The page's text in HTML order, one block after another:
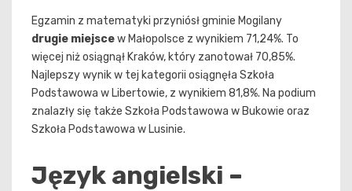
Egzamin z matematyki przyniósł gminie Mogilany
drugie miejscew Małopolsce z wynikiem 71,24%. To
więcej niż osiągnął Kraków, który zanotował 70,85%.
Najlepszy wynik w tej kategorii osiągnęła Szkoła
Podstawowa w Libertowie, z wynikiem 81,8%. Na podium
znalazły się także Szkoła Podstawowa w Bukowie oraz
Szkoła Podstawowa w Lusinie.
Język angielski –